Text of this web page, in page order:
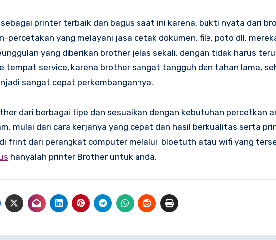
printer terbaik dan bagus saat ini karena, bukti nyata dari
percetakan yang melayani jasa cetak dokumen, file, poto dll.
yang diberikan brother jelas sekali, dengan tidak harus
tempat service, karena brother sangat tangguh dan tahan lama,
sangat cepat perkembangannya.
dari berbagai tipe dan sesuaikan dengan kebutuhan percetkan
mulai dari cara kerjanya yang cepat dan hasil berkualitas serta
frint dari perangkat computer melalui bloetuth atau wifi yang
hanyalah printer Brother untuk anda.